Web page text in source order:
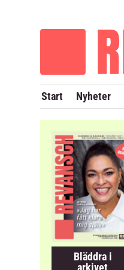
Start Nyheter
OM REVANSCH
Bläddra i
arkivet